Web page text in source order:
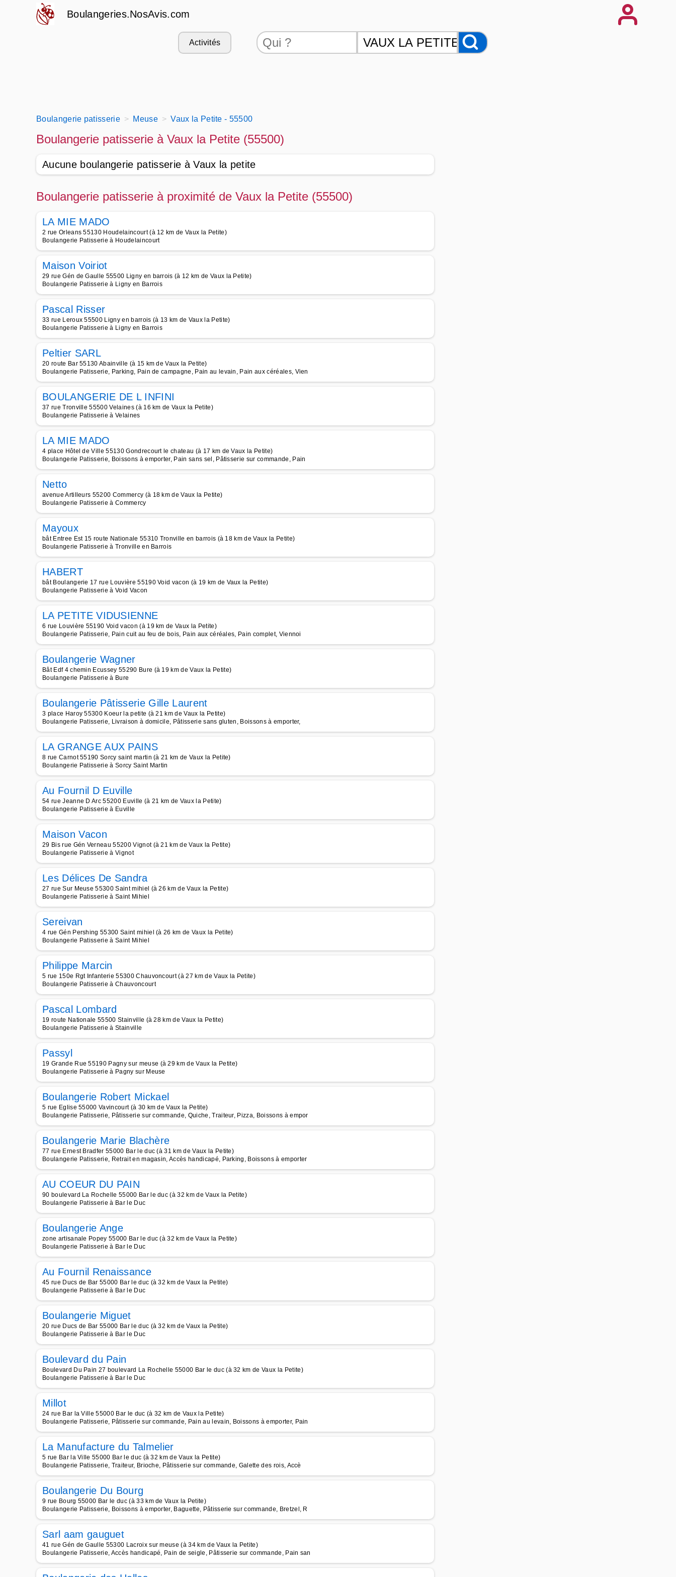
Boulangeries.NosAvis.com
Activités
Boulangerie patisserie Meuse Vaux la Petite - 55500
Boulangerie patisserie à Vaux la Petite (55500)
Aucune boulangerie patisserie à Vaux la petite
Boulangerie patisserie à proximité de Vaux la Petite (55500)
LA MIE MADO
2 rue Orleans 55130 Houdelaincourt (à 12 km de Vaux la Petite)
Boulangerie Patisserie à Houdelaincourt
Maison Voiriot
29 rue Gén de Gaulle 55500 Ligny en barrois (à 12 km de Vaux la Petite)
Boulangerie Patisserie à Ligny en Barrois
Pascal Risser
33 rue Leroux 55500 Ligny en barrois (à 13 km de Vaux la Petite)
Boulangerie Patisserie à Ligny en Barrois
Peltier SARL
20 route Bar 55130 Abainville (à 15 km de Vaux la Petite)
Boulangerie Patisserie, Parking, Pain de campagne, Pain au levain, Pain aux céréales, Vien
BOULANGERIE DE L INFINI
37 rue Tronville 55500 Velaines (à 16 km de Vaux la Petite)
Boulangerie Patisserie à Velaines
LA MIE MADO
4 place Hôtel de Ville 55130 Gondrecourt le chateau (à 17 km de Vaux la Petite)
Boulangerie Patisserie, Boissons à emporter, Pain sans sel, Pâtisserie sur commande, Pain
Netto
avenue Artilleurs 55200 Commercy (à 18 km de Vaux la Petite)
Boulangerie Patisserie à Commercy
Mayoux
bât Entree Est 15 route Nationale 55310 Tronville en barrois (à 18 km de Vaux la Petite)
Boulangerie Patisserie à Tronville en Barrois
HABERT
bât Boulangerie 17 rue Louvière 55190 Void vacon (à 19 km de Vaux la Petite)
Boulangerie Patisserie à Void Vacon
LA PETITE VIDUSIENNE
6 rue Louvière 55190 Void vacon (à 19 km de Vaux la Petite)
Boulangerie Patisserie, Pain cuit au feu de bois, Pain aux céréales, Pain complet, Viennoi
Boulangerie Wagner
Bât Edf 4 chemin Ecussey 55290 Bure (à 19 km de Vaux la Petite)
Boulangerie Patisserie à Bure
Boulangerie Pâtisserie Gille Laurent
3 place Haroy 55300 Koeur la petite (à 21 km de Vaux la Petite)
Boulangerie Patisserie, Livraison à domicile, Pâtisserie sans gluten, Boissons à emporter,
LA GRANGE AUX PAINS
8 rue Carnot 55190 Sorcy saint martin (à 21 km de Vaux la Petite)
Boulangerie Patisserie à Sorcy Saint Martin
Au Fournil D Euville
54 rue Jeanne D Arc 55200 Euville (à 21 km de Vaux la Petite)
Boulangerie Patisserie à Euville
Maison Vacon
29 Bis rue Gén Verneau 55200 Vignot (à 21 km de Vaux la Petite)
Boulangerie Patisserie à Vignot
Les Délices De Sandra
27 rue Sur Meuse 55300 Saint mihiel (à 26 km de Vaux la Petite)
Boulangerie Patisserie à Saint Mihiel
Sereivan
4 rue Gén Pershing 55300 Saint mihiel (à 26 km de Vaux la Petite)
Boulangerie Patisserie à Saint Mihiel
Philippe Marcin
5 rue 150e Rgt Infanterie 55300 Chauvoncourt (à 27 km de Vaux la Petite)
Boulangerie Patisserie à Chauvoncourt
Pascal Lombard
19 route Nationale 55500 Stainville (à 28 km de Vaux la Petite)
Boulangerie Patisserie à Stainville
Passyl
19 Grande Rue 55190 Pagny sur meuse (à 29 km de Vaux la Petite)
Boulangerie Patisserie à Pagny sur Meuse
Boulangerie Robert Mickael
5 rue Eglise 55000 Vavincourt (à 30 km de Vaux la Petite)
Boulangerie Patisserie, Pâtisserie sur commande, Quiche, Traiteur, Pizza, Boissons à empor
Boulangerie Marie Blachère
77 rue Ernest Bradfer 55000 Bar le duc (à 31 km de Vaux la Petite)
Boulangerie Patisserie, Retrait en magasin, Accès handicapé, Parking, Boissons à emporter
AU COEUR DU PAIN
90 boulevard La Rochelle 55000 Bar le duc (à 32 km de Vaux la Petite)
Boulangerie Patisserie à Bar le Duc
Boulangerie Ange
zone artisanale Popey 55000 Bar le duc (à 32 km de Vaux la Petite)
Boulangerie Patisserie à Bar le Duc
Au Fournil Renaissance
45 rue Ducs de Bar 55000 Bar le duc (à 32 km de Vaux la Petite)
Boulangerie Patisserie à Bar le Duc
Boulangerie Miguet
20 rue Ducs de Bar 55000 Bar le duc (à 32 km de Vaux la Petite)
Boulangerie Patisserie à Bar le Duc
Boulevard du Pain
Boulevard Du Pain 27 boulevard La Rochelle 55000 Bar le duc (à 32 km de Vaux la Petite)
Boulangerie Patisserie à Bar le Duc
Millot
24 rue Bar la Ville 55000 Bar le duc (à 32 km de Vaux la Petite)
Boulangerie Patisserie, Pâtisserie sur commande, Pain au levain, Boissons à emporter, Pain
La Manufacture du Talmelier
5 rue Bar la Ville 55000 Bar le duc (à 32 km de Vaux la Petite)
Boulangerie Patisserie, Traiteur, Brioche, Pâtisserie sur commande, Galette des rois, Accè
Boulangerie Du Bourg
9 rue Bourg 55000 Bar le duc (à 33 km de Vaux la Petite)
Boulangerie Patisserie, Boissons à emporter, Baguette, Pâtisserie sur commande, Bretzel, R
Sarl aam gauguet
41 rue Gén de Gaulle 55300 Lacroix sur meuse (à 34 km de Vaux la Petite)
Boulangerie Patisserie, Accès handicapé, Pain de seigle, Pâtisserie sur commande, Pain san